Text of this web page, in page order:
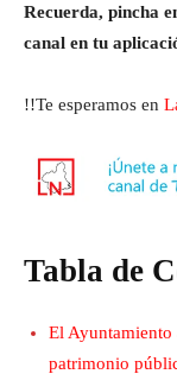
Recuerda, pincha
canal en tu
!!Te esperamos en
Tabla de
El Ayuntamiento
patrimonio